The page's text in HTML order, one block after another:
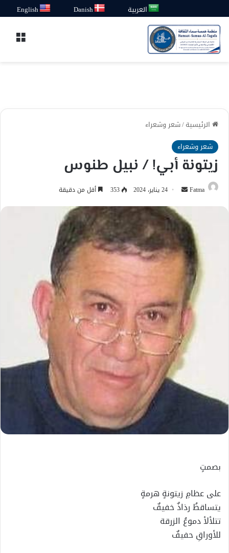
العربية Danish
English
الرئيسية/شعر وشعراء
شعر وشعراء
زيتونة أبي! / نبيل طنوس
Fatma
أرسل
إلكترونيا
24 يناير، 2024 353 أقل من دقيقة
بصمتٍ
على عظامِ زيتونةٍ هرمةٍ
يتساقطُ رذاذٌ خفيفٌ
تتلألأ دموعُ الزرقة
للأوراقِ حفيفٌ